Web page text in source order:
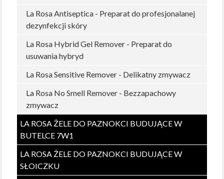
La Rosa Antiseptica - Preparat do profesjonalanej
dezynfekcji skóry
La Rosa Hybrid Gel Remover - Preparat do
usuwania hybryd
La Rosa Sensitive Remover - Delikatny zmywacz
La Rosa No Smell Remover - Bezzapachowy
zmywacz
LA ROSA ŻELE DO PAZNOKCI BUDUJĄCE W
BUTELCE 7W1
LA ROSA ŻELE DO PAZNOKCI BUDUJĄCE W
SŁOICZKU